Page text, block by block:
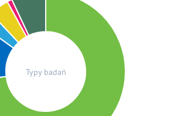
Typy badań